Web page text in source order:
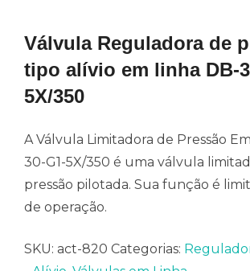
Válvula Reguladora de
tipo alívio em linha DB-
5X/350
A Válvula Limitadora de Pressão
30-G1-5X/350 é uma válvula
pressão pilotada. Sua função é
de operação.
SKU: act-820 Categorias: